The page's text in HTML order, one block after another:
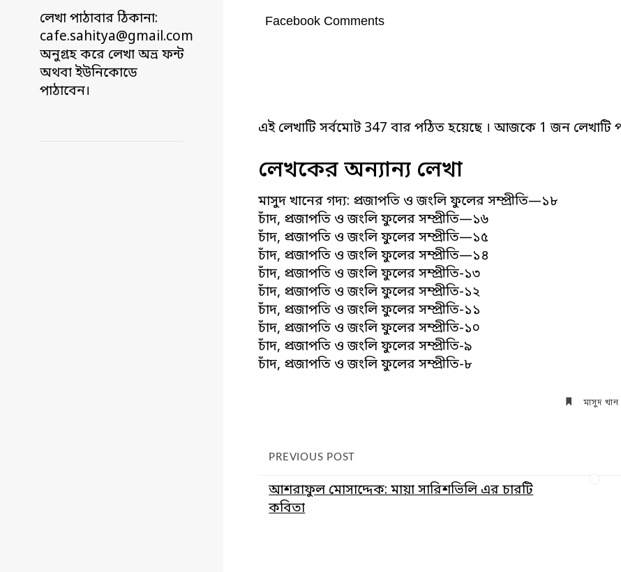
লেখা পাঠাবার ঠিকানা:
cafe.sahitya@gmail.com
অনুগ্রহ করে লেখা অভ্র ফন্ট
অথবা ইউনিকোডে
পাঠাবেন।
Facebook Comments
এই লেখাটি সর্বমোট 347 বার পঠিত হয়েছে । আজকে 1 জন লেখাটি
লেখকের অন্যান্য লেখা
মাসুদ খানের গদ্য: প্রজাপতি ও জংলি ফুলের সম্প্রীতি—১৮
চাঁদ, প্রজাপতি ও জংলি ফুলের সম্প্রীতি—১৬
চাঁদ, প্রজাপতি ও জংলি ফুলের সম্প্রীতি—১৫
চাঁদ, প্রজাপতি ও জংলি ফুলের সম্প্রীতি—১৪
চাঁদ, প্রজাপতি ও জংলি ফুলের সম্প্রীতি-১৩
চাঁদ, প্রজাপতি ও জংলি ফুলের সম্প্রীতি-১২
চাঁদ, প্রজাপতি ও জংলি ফুলের সম্প্রীতি-১১
চাঁদ, প্রজাপতি ও জংলি ফুলের সম্প্রীতি-১০
চাঁদ, প্রজাপতি ও জংলি ফুলের সম্প্রীতি-৯
চাঁদ, প্রজাপতি ও জংলি ফুলের সম্প্রীতি-৮
মাসুদ খান
PREVIOUS POST
আশরাফুল মোসাদ্দেক: মায়া সারিশভিলি এর চারটি
কবিতা